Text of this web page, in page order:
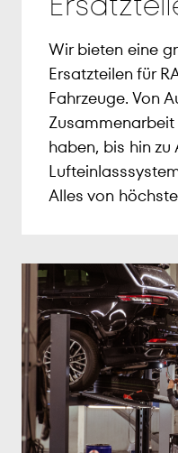
Wir bieten eine
Ersatzteilen für
Fahrzeuge. Von
haben, bis hin
Alles von